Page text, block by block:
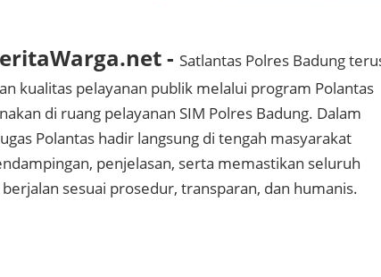
- Satlantas Polres Badung
kualitas pelayanan publik melalui program Polantas
di ruang pelayanan SIM Polres Badung. Dalam
Polantas hadir langsung di tengah masyarakat
penjelasan, serta memastikan seluruh
sesuai prosedur, transparan, dan humanis.